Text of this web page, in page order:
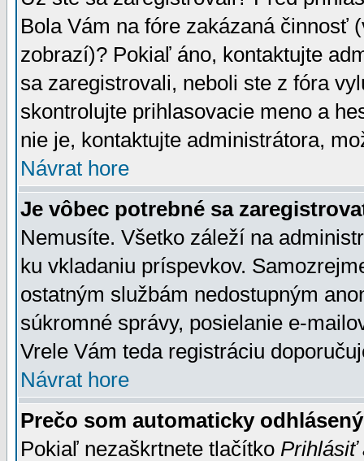
Bola Vám na fóre zakázaná činnosť
zobrazí)? Pokiaľ áno, kontaktujte
sa zaregistrovali, neboli ste z fóra
skontrolujte prihlasovacie meno a
nie je, kontaktujte administrátora,
Návrat hore
Je vôbec potrebné sa
Nemusíte. Všetko záleží na
ku vkladaniu príspevkov.
ostatným službám nedostupným
súkromné správy, posielanie e-
Vrele Vám teda registráciu
Návrat hore
Prečo som automaticky
Pokiaľ nezaškrtnete tlačítko Prihlásiť